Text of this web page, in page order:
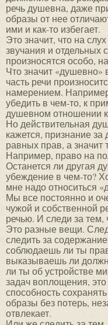
речь душевна, даже
образы от нее
ими и как-то избегает.
Это значит, что на
звучания и отдельных
произносятся особо,
Что значит «душевно»
часть речи
намерением.
убедить в чем-то, к
душевном отношении к
Но действительная
кажется, признание
равных прав, а значит
Например, право на
Останется ли другая
убеждение в чем-то?
мне надо относиться
Мы все постоянно и
чужой и собственной
речью. И следи за тем,
Это разные вещи.
следить за
соблюдаешь ли ты
выказываешь ли
ли ты об устройстве
задач воплощения,
способность
образы без потерь,
отвлекает.